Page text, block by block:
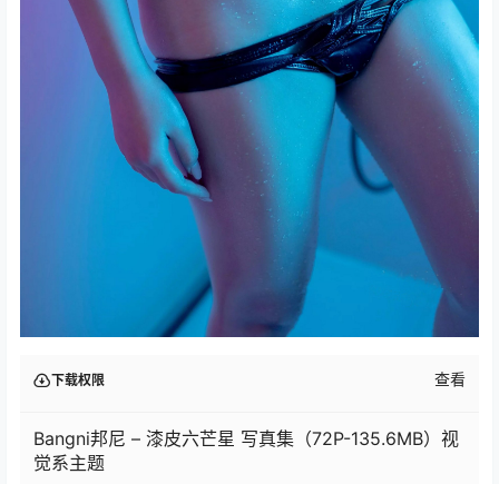
下载权限 查看
Bangni邦尼 – 漆皮六芒星 写真集（72P-135.6MB）视
觉系主题